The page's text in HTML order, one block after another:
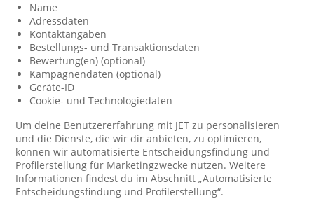
Name
Adressdaten
Kontaktangaben
Bestellungs- und Transaktionsdaten
Bewertung(en) (optional)
Kampagnendaten (optional)
Geräte-ID
Cookie- und Technologiedaten
Um deine Benutzererfahrung mit JET zu personalisieren
und die Dienste, die wir dir anbieten, zu optimieren,
können wir automatisierte Entscheidungsfindung und
Profilerstellung für Marketingzwecke nutzen. Weitere
Informationen findest du im Abschnitt „Automatisierte
Entscheidungsfindung und Profilerstellung“.